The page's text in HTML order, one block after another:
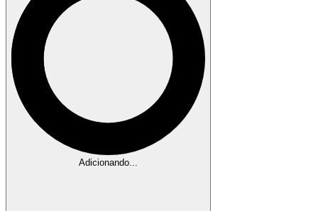
Adicionando...